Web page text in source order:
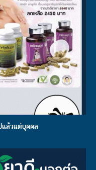
ถช่วยคุณได้”